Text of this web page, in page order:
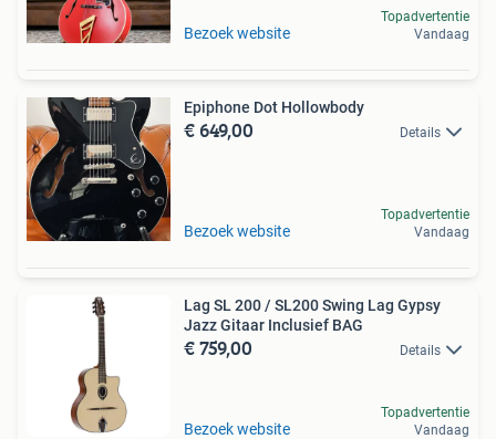
Bezoek website
Topadvertentie
Vandaag
Epiphone Dot Hollowbody
€ 649,00 Details
Bezoek website
Topadvertentie
Vandaag
Lag SL 200 / SL200 Swing Lag Gypsy
Jazz Gitaar Inclusief BAG
€ 759,00 Details
Bezoek website
Topadvertentie
Vandaag